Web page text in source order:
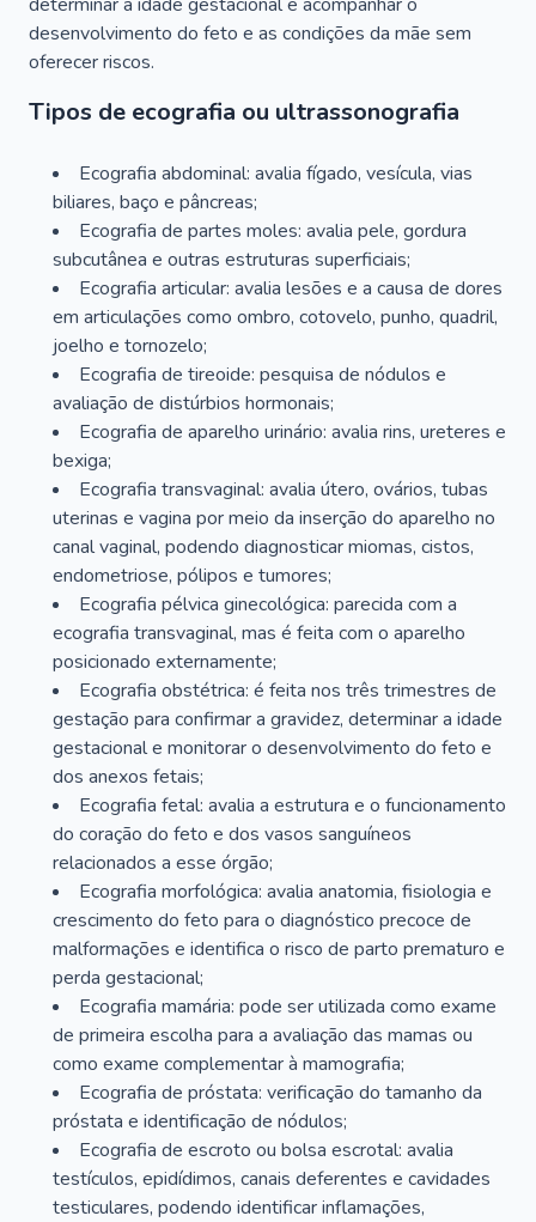
desenvolvimento do feto e as condições da mãe sem
oferecer riscos.
Tipos de ecografia ou ultrassonografia
Ecografia abdominal: avalia fígado, vesícula, vias
biliares, baço e pâncreas;
Ecografia de partes moles: avalia pele, gordura
subcutânea e outras estruturas superficiais;
Ecografia articular: avalia lesões e a causa de dores
em articulações como ombro, cotovelo, punho, quadril,
joelho e tornozelo;
Ecografia de tireoide: pesquisa de nódulos e
avaliação de distúrbios hormonais;
Ecografia de aparelho urinário: avalia rins, ureteres e
bexiga;
Ecografia transvaginal: avalia útero, ovários, tubas
uterinas e vagina por meio da inserção do aparelho no
canal vaginal, podendo diagnosticar miomas, cistos,
endometriose, pólipos e tumores;
Ecografia pélvica ginecológica: parecida com a
ecografia transvaginal, mas é feita com o aparelho
posicionado externamente;
Ecografia obstétrica: é feita nos três trimestres de
gestação para confirmar a gravidez, determinar a idade
gestacional e monitorar o desenvolvimento do feto e
dos anexos fetais;
Ecografia fetal: avalia a estrutura e o funcionamento
do coração do feto e dos vasos sanguíneos
relacionados a esse órgão;
Ecografia morfológica: avalia anatomia, fisiologia e
crescimento do feto para o diagnóstico precoce de
malformações e identifica o risco de parto prematuro e
perda gestacional;
Ecografia mamária: pode ser utilizada como exame
de primeira escolha para a avaliação das mamas ou
como exame complementar à mamografia;
Ecografia de próstata: verificação do tamanho da
próstata e identificação de nódulos;
Ecografia de escroto ou bolsa escrotal: avalia
testículos, epidídimos, canais deferentes e cavidades
testiculares, podendo identificar inflamações,